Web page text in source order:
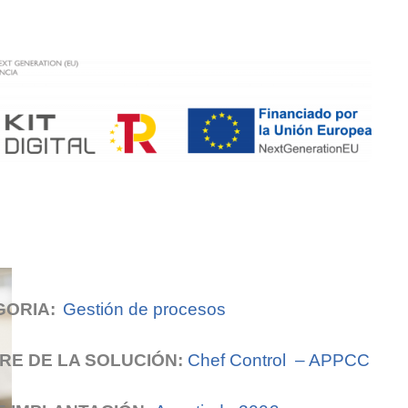
Gestión de procesos
DE LA SOLUCIÓN: Chef Control – APPCC